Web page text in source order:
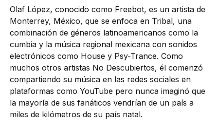
Olaf López, conocido como Freebot, es un artista de
Monterrey, México, que se enfoca en Tribal, una
combinación de géneros latinoamericanos como la
cumbia y la música regional mexicana con sonidos
electrónicos como House y Psy-Trance. Como
muchos otros artistas No Descubiertos, él comenzó
compartiendo su música en las redes sociales en
plataformas como YouTube pero nunca imaginó que
la mayoría de sus fanáticos vendrían de un país a
miles de kilómetros de su país natal.